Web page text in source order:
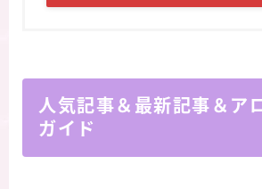
人気記事＆最新記事＆ア
ガイド